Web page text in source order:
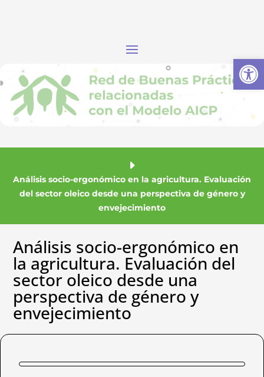
Análisis socio-ergonómico en la agricultura. Evaluación
del sector oleico desde una perspectiva de género y
envejecimiento
Análisis socio-ergonómico en
la agricultura. Evaluación del
sector oleico desde una
perspectiva de género y
envejecimiento